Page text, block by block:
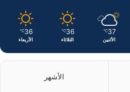
37
℃
الأثنين
36
℃
الثلاثاء
36
℃
الأربعاء
الأشهر